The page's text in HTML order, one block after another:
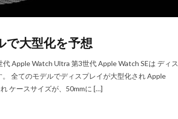
で大型化を予想
Apple Watch Ultra 第3世代 Apple Watch SEは ディス
全てのモデルでディスプレイが大型化され Apple
ケースサイズが、50mmに […]